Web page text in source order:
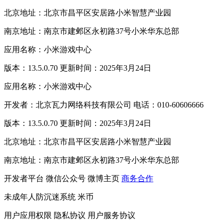
北京地址：北京市昌平区安居路小米智慧产业园
南京地址：南京市建邺区永初路37号小米华东总部
应用名称：小米游戏中心
版本：13.5.0.70 更新时间：2025年3月24日
应用名称：小米游戏中心
开发者：北京瓦力网络科技有限公司 电话：010-60606666
版本：13.5.0.70 更新时间：2025年3月24日
北京地址：北京市昌平区安居路小米智慧产业园
南京地址：南京市建邺区永初路37号小米华东总部
开发者平台 微信公众号 微博主页 商务合作
未成年人防沉迷系统 米币
用户应用权限 隐私协议 用户服务协议